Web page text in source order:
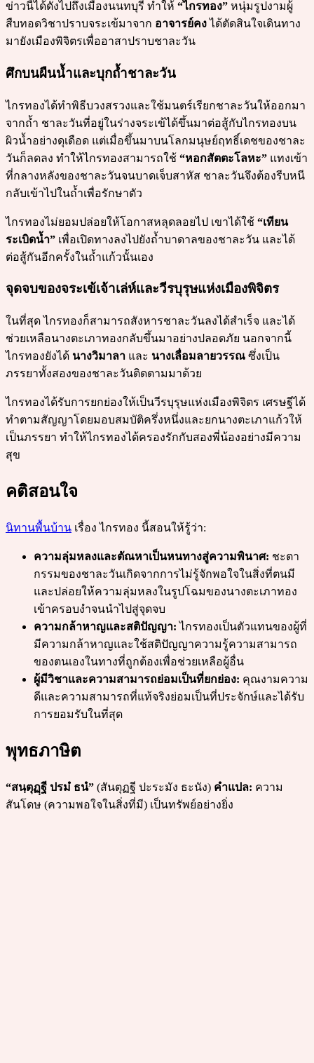
ข่าวนี้ได้ดังไปถึงเมืองนนทบุรี ทำให้ “ไกรทอง” หนุ่มรูปงามผู้
สืบทอดวิชาปราบจระเข้มาจาก อาจารย์คงได้ตัดสินใจเดินทาง
มายังเมืองพิจิตรเพื่ออาสาปราบชาละวัน
ศึกบนผืนน้ำและบุกถ้ำชาละวัน
ไกรทองได้ทำพิธีบวงสรวงและใช้มนตร์เรียกชาละวันให้ออกมา
จากถ้ำ ชาละวันที่อยู่ในร่างจระเข้ได้ขึ้นมาต่อสู้กับไกรทองบน
ผิวน้ำอย่างดุเดือด แต่เมื่อขึ้นมาบนโลกมนุษย์ฤทธิ์เดชของชาละ
วันก็ลดลง ทำให้ไกรทองสามารถใช้ “หอกสัตตะโลหะ” แทงเข้า
ที่กลางหลังของชาละวันจนบาดเจ็บสาหัส ชาละวันจึงต้องรีบหนี
กลับเข้าไปในถ้ำเพื่อรักษาตัว
ไกรทองไม่ยอมปล่อยให้โอกาสหลุดลอยไป เขาได้ใช้ “เทียน
ระเบิดน้ำ” เพื่อเปิดทางลงไปยังถ้ำบาดาลของชาละวัน และได้
ต่อสู้กันอีกครั้งในถ้ำแก้วนั้นเอง
จุดจบของจระเข้เจ้าเล่ห์และวีรบุรุษแห่งเมืองพิจิตร
ในที่สุด ไกรทองก็สามารถสังหารชาละวันลงได้สำเร็จ และได้
ช่วยเหลือนางตะเภาทองกลับขึ้นมาอย่างปลอดภัย นอกจากนี้
ไกรทองยังได้ นางวิมาลา และ นางเลื่อมลายวรรณ ซึ่งเป็น
ภรรยาทั้งสองของชาละวันติดตามมาด้วย
ไกรทองได้รับการยกย่องให้เป็นวีรบุรุษแห่งเมืองพิจิตร เศรษฐีได้
ทำตามสัญญาโดยมอบสมบัติครึ่งหนึ่งและยกนางตะเภาแก้วให้
เป็นภรรยา ทำให้ไกรทองได้ครองรักกับสองพี่น้องอย่างมีความ
สุข
คติสอนใจ
นิทานพื้นบ้าน เรื่อง ไกรทอง นี้สอนให้รู้ว่า:
ความลุ่มหลงและตัณหาเป็นหนทางสู่ความพินาศ: ชะตา
กรรมของชาละวันเกิดจากการไม่รู้จักพอใจในสิ่งที่ตนมี
และปล่อยให้ความลุ่มหลงในรูปโฉมของนางตะเภาทอง
เข้าครอบงำจนนำไปสู่จุดจบ
ความกล้าหาญและสติปัญญา: ไกรทองเป็นตัวแทนของผู้ที่
มีความกล้าหาญและใช้สติปัญญาความรู้ความสามารถ
ของตนเองในทางที่ถูกต้องเพื่อช่วยเหลือผู้อื่น
ผู้มีวิชาและความสามารถย่อมเป็นที่ยกย่อง: คุณงามความ
ดีและความสามารถที่แท้จริงย่อมเป็นที่ประจักษ์และได้รับ
การยอมรับในที่สุด
พุทธภาษิต
“สนฺตุฏฺฐี ปรมํ ธนํ” (สันตุฏฐี ปะระมัง ธะนัง) คำแปล: ความ
สันโดษ (ความพอใจในสิ่งที่มี) เป็นทรัพย์อย่างยิ่ง